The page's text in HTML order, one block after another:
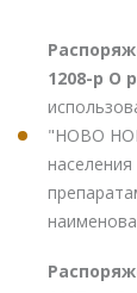
1208-р О
"НОВО